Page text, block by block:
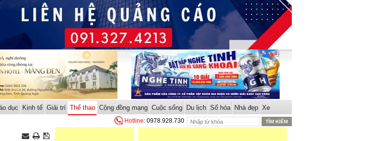
dục Kinh tế Giải trí Thể thao Cộng đồng mạng Cuộc sống Du lịch Số hóa Nhà đẹp Xe
Hotline: 0978.928.730